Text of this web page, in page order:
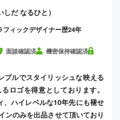
だ なるひと）
フィックデザイナー歴24年
面談確認済 機密保持確認済
プルでスタイリッシュな映える
ロゴを得意としております。
、ハイレベルな10年先にも褪せ
ンのみを出品させて頂いており